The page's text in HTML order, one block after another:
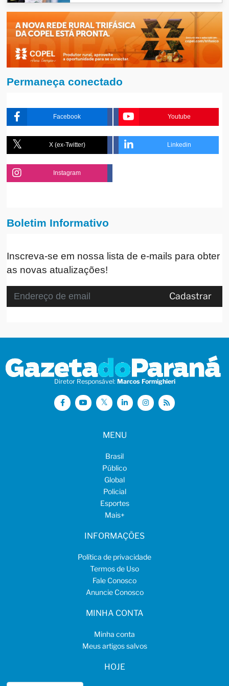
Permaneça conectado
Facebook Youtube
X (ex-Twitter) Linkedin
Instagram
Boletim Informativo
Inscreva-se em nossa lista de e-mails para obter
as novas atualizações!
Cadastrar
Diretor Responsável: Marcos Formighieri
MENU
Brasil
Público
Global
Policial
Esportes
Mais+
INFORMAÇÕES
Política de privacidade
Termos de Uso
Fale Conosco
Anuncie Conosco
MINHA CONTA
Minha conta
Meus artigos salvos
HOJE